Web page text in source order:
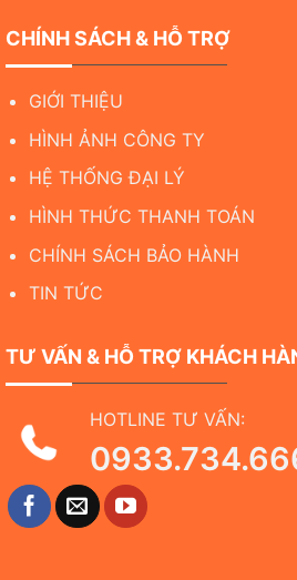
CHÍNH SÁCH & HỖ TRỢ
GIỚI THIỆU
HÌNH ẢNH CÔNG TY
HỆ THỐNG ĐẠI LÝ
HÌNH THỨC THANH TOÁN
CHÍNH SÁCH BẢO HÀNH
TIN TỨC
TƯ VẤN & HỖ TRỢ KHÁCH
HOTLINE TƯ VẤN: